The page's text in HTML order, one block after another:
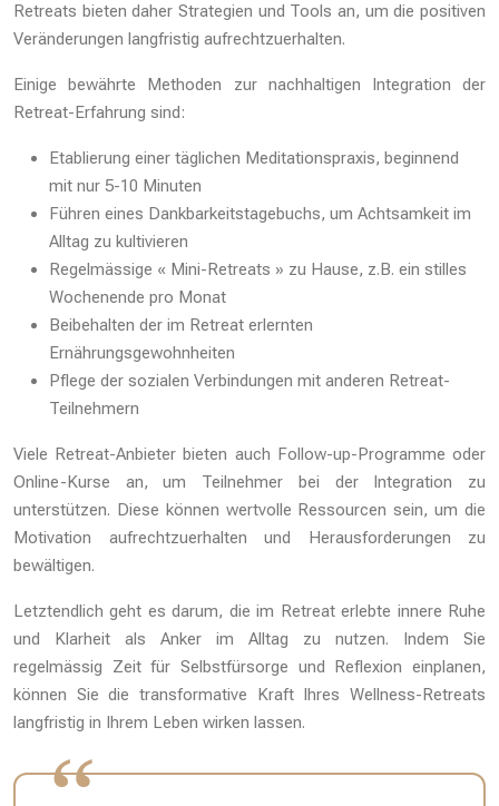
Retreats bieten daher Strategien und Tools an, um die positiven
Veränderungen langfristig aufrechtzuerhalten.
Einige bewährte Methoden zur nachhaltigen Integration der
Retreat-Erfahrung sind:
Etablierung einer täglichen Meditationspraxis, beginnend
mit nur 5-10 Minuten
Führen eines Dankbarkeitstagebuchs, um Achtsamkeit im
Alltag zu kultivieren
Regelmässige « Mini-Retreats » zu Hause, z.B. ein stilles
Wochenende pro Monat
Beibehalten der im Retreat erlernten
Ernährungsgewohnheiten
Pflege der sozialen Verbindungen mit anderen Retreat-
Teilnehmern
Viele Retreat-Anbieter bieten auch Follow-up-Programme oder
Online-Kurse an, um Teilnehmer bei der Integration zu
unterstützen. Diese können wertvolle Ressourcen sein, um die
Motivation aufrechtzuerhalten und Herausforderungen zu
bewältigen.
Letztendlich geht es darum, die im Retreat erlebte innere Ruhe
und Klarheit als Anker im Alltag zu nutzen. Indem Sie
regelmässig Zeit für Selbstfürsorge und Reflexion einplanen,
können Sie die transformative Kraft Ihres Wellness-Retreats
langfristig in Ihrem Leben wirken lassen.